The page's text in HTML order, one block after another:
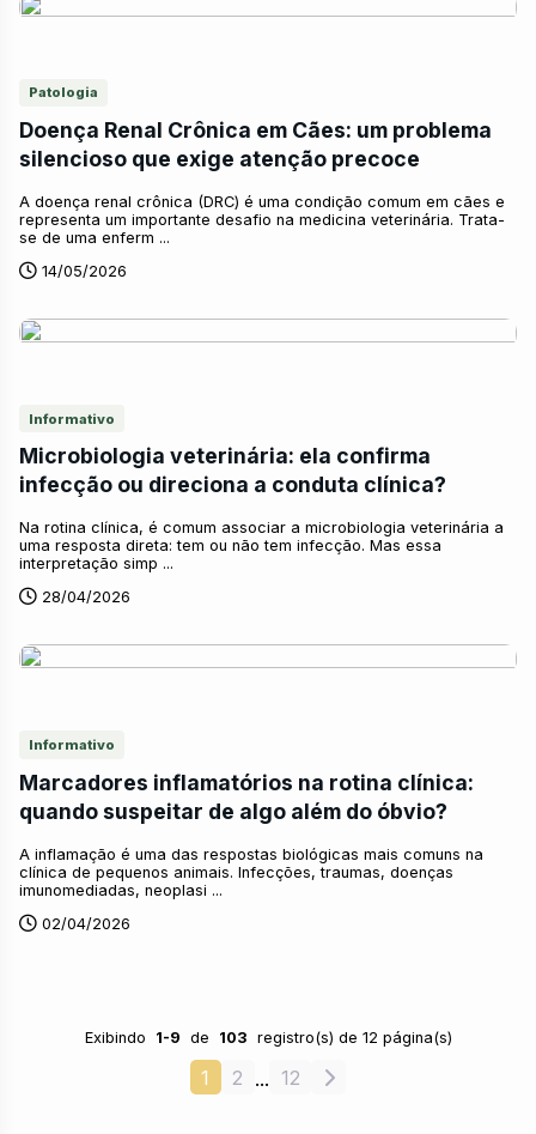
Patologia
Doença Renal Crônica em Cães: um problema
silencioso que exige atenção precoce
A doença renal crônica (DRC) é uma condição comum em cães e
representa um importante desafio na medicina veterinária. Trata-
se de uma enferm ...
14/05/2026
Informativo
Microbiologia veterinária: ela confirma
infecção ou direciona a conduta clínica?
Na rotina clínica, é comum associar a microbiologia veterinária a
uma resposta direta: tem ou não tem infecção. Mas essa
interpretação simp ...
28/04/2026
Informativo
Marcadores inflamatórios na rotina clínica:
quando suspeitar de algo além do óbvio?
A inflamação é uma das respostas biológicas mais comuns na
clínica de pequenos animais. Infecções, traumas, doenças
imunomediadas, neoplasi ...
02/04/2026
Exibindo 1-9 de 103 registro(s) de 12 página(s)
1 2 ... 12